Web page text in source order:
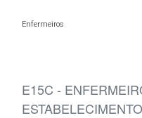
Enfermeiros
E15C -